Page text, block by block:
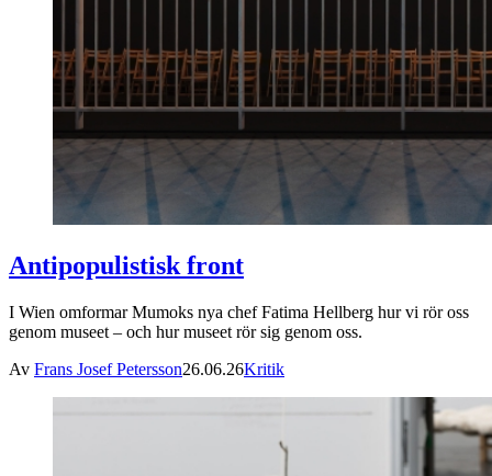
Antipopulistisk front
I Wien omformar Mumoks nya chef Fatima Hellberg hur vi rör oss
genom museet – och hur museet rör sig genom oss.
Av Frans Josef Petersson26.06.26Kritik